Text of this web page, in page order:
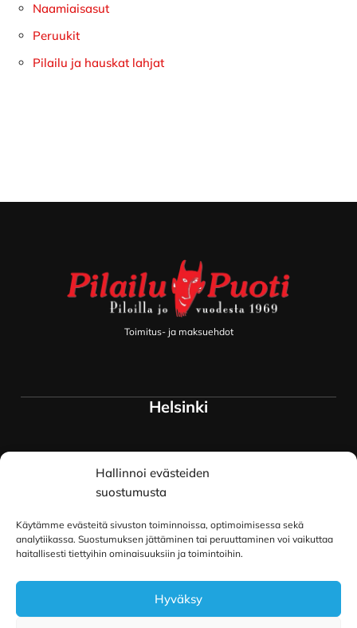
Hallinnoi evästeiden
suostumusta
Käytämme evästeitä sivuston toiminnoissa, optimoimisessa sekä
analytiikassa. Suostumuksen jättäminen tai peruuttaminen voi vaikuttaa
haitallisesti tiettyihin ominaisuuksiin ja toimintoihin.
Hyväksy
Naamiaisasut
Peruukit
Pilailu ja hauskat lahjat
Toimitus- ja maksuehdot
Helsinki
Myymälä ja keskusvarasto
Siltavuorenranta 18
00170 Helsinki
Oulu
Kauppurienkatu 34
90100 Oulu